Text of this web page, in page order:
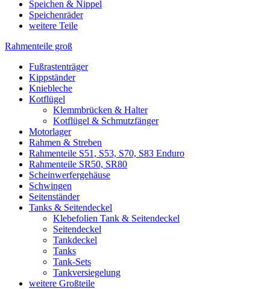
Speichen & Nippel
Speichenräder
weitere Teile
Rahmenteile groß
Fußrastenträger
Kippständer
Kniebleche
Kotflügel
Klemmbrücken & Halter
Kotflügel & Schmutzfänger
Motorlager
Rahmen & Streben
Rahmenteile S51, S53, S70, S83 Enduro
Rahmenteile SR50, SR80
Scheinwerfergehäuse
Schwingen
Seitenständer
Tanks & Seitendeckel
Klebefolien Tank & Seitendeckel
Seitendeckel
Tankdeckel
Tanks
Tank-Sets
Tankversiegelung
weitere Großteile